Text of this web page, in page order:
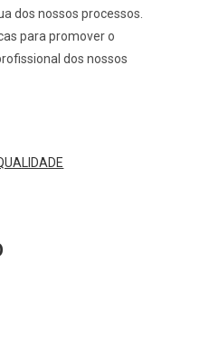
dos nossos processos.
para promover o
dos nossos